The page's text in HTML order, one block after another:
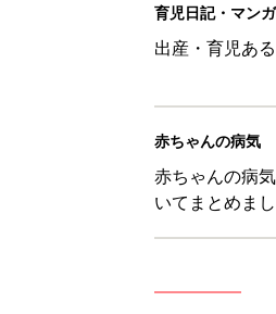
育児日記・マンガ
出産・育児あ
赤ちゃんの病気
赤ちゃんの病
いてまとめま